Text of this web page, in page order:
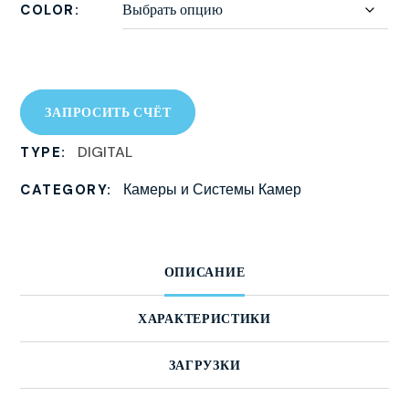
COLOR
ЗАПРОСИТЬ СЧЁТ
TYPE: DIGITAL
CATEGORY: Камеры и Системы Камер
ОПИСАНИЕ
ХАРАКТЕРИСТИКИ
ЗАГРУЗКИ